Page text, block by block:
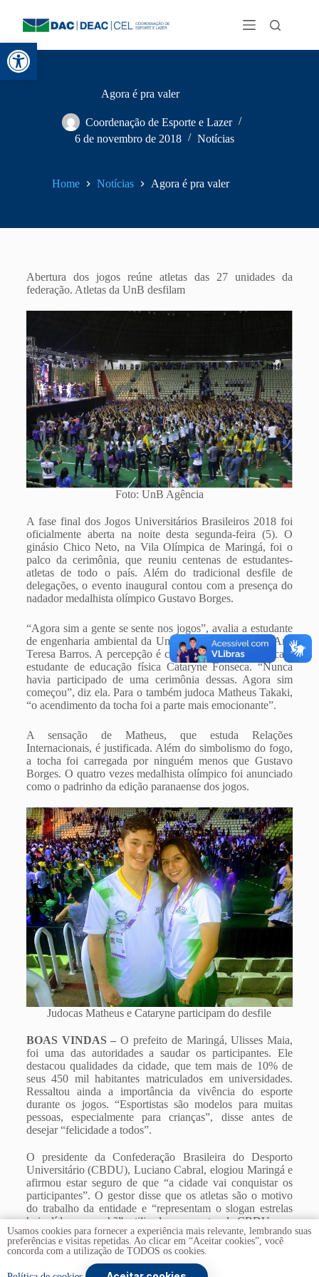
Abrir a barra de ferramentas
Agora é pra valer
Coordenação de Esporte e Lazer
6 de novembro de 2018
Notícias
Home Notícias Agora é pra valer
Abertura dos jogos reúne atletas das 27 unidades da
federação. Atletas da UnB desfilam
Foto: UnB Agência
A fase final dos Jogos Universitários Brasileiros 2018 foi
oficialmente aberta na noite desta segunda-feira (5). O
ginásio Chico Neto, na Vila Olímpica de Maringá, foi o
palco da cerimônia, que reuniu centenas de estudantes-
atletas de todo o país. Além do tradicional desfile de
delegações, o evento inaugural contou com a presença do
nadador medalhista olímpico Gustavo Borges.
“Agora sim a gente se sente nos jogos”, avalia a estudante
de engenharia ambiental da UnB e jogadora de vôlei Ana
Teresa Barros. A percepção é compartilhada pela judoca e
estudante de educação física Cataryne Fonseca. “Nunca
havia participado de uma cerimônia dessas. Agora sim
começou”, diz ela. Para o também judoca Matheus Takaki,
“o acendimento da tocha foi a parte mais emocionante”.
A sensação de Matheus, que estuda Relações
Internacionais, é justificada. Além do simbolismo do fogo,
a tocha foi carregada por ninguém menos que Gustavo
Borges. O quatro vezes medalhista olímpico foi anunciado
como o padrinho da edição paranaense dos jogos.
Judocas Matheus e Cataryne participam do desfile
BOAS VINDAS – O prefeito de Maringá, Ulisses Maia,
foi uma das autoridades a saudar os participantes. Ele
destacou qualidades da cidade, que tem mais de 10% de
seus 450 mil habitantes matriculados em universidades.
Ressaltou ainda a importância da vivência do esporte
durante os jogos. “Esportistas são modelos para muitas
pessoas, especialmente para crianças”, disse antes de
desejar “felicidade a todos”.
O presidente da Confederação Brasileira do Desporto
Universitário (CBDU), Luciano Cabral, elogiou Maringá e
afirmou estar seguro de que “a cidade vai conquistar os
participantes”. O gestor disse que os atletas são o motivo
do trabalho da entidade e “representam o slogan estrelas
hoje, líderes amanhã”, utilizado em eventos da CBDU.
Usamos cookies para fornecer a experiência mais relevante, lembrando suas
preferências e visitas repetidas. Ao clicar em “Aceitar cookies”, você
concorda com a utilização de TODOS os cookies.